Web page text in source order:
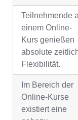
Teilnehmende
einem Online-
Kurs genießen
absolute
Flexibilität.
Im Bereich der
Online-Kurse
existiert eine